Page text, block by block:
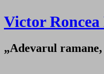
Victor Roncea
„Adevarul